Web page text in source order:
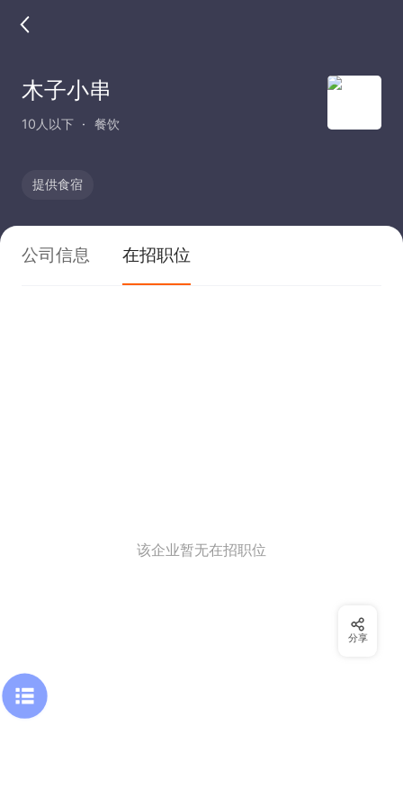
木子小串
10人以下 餐饮
提供食宿
公司信息 在招职位
该企业暂无在招职位
分享